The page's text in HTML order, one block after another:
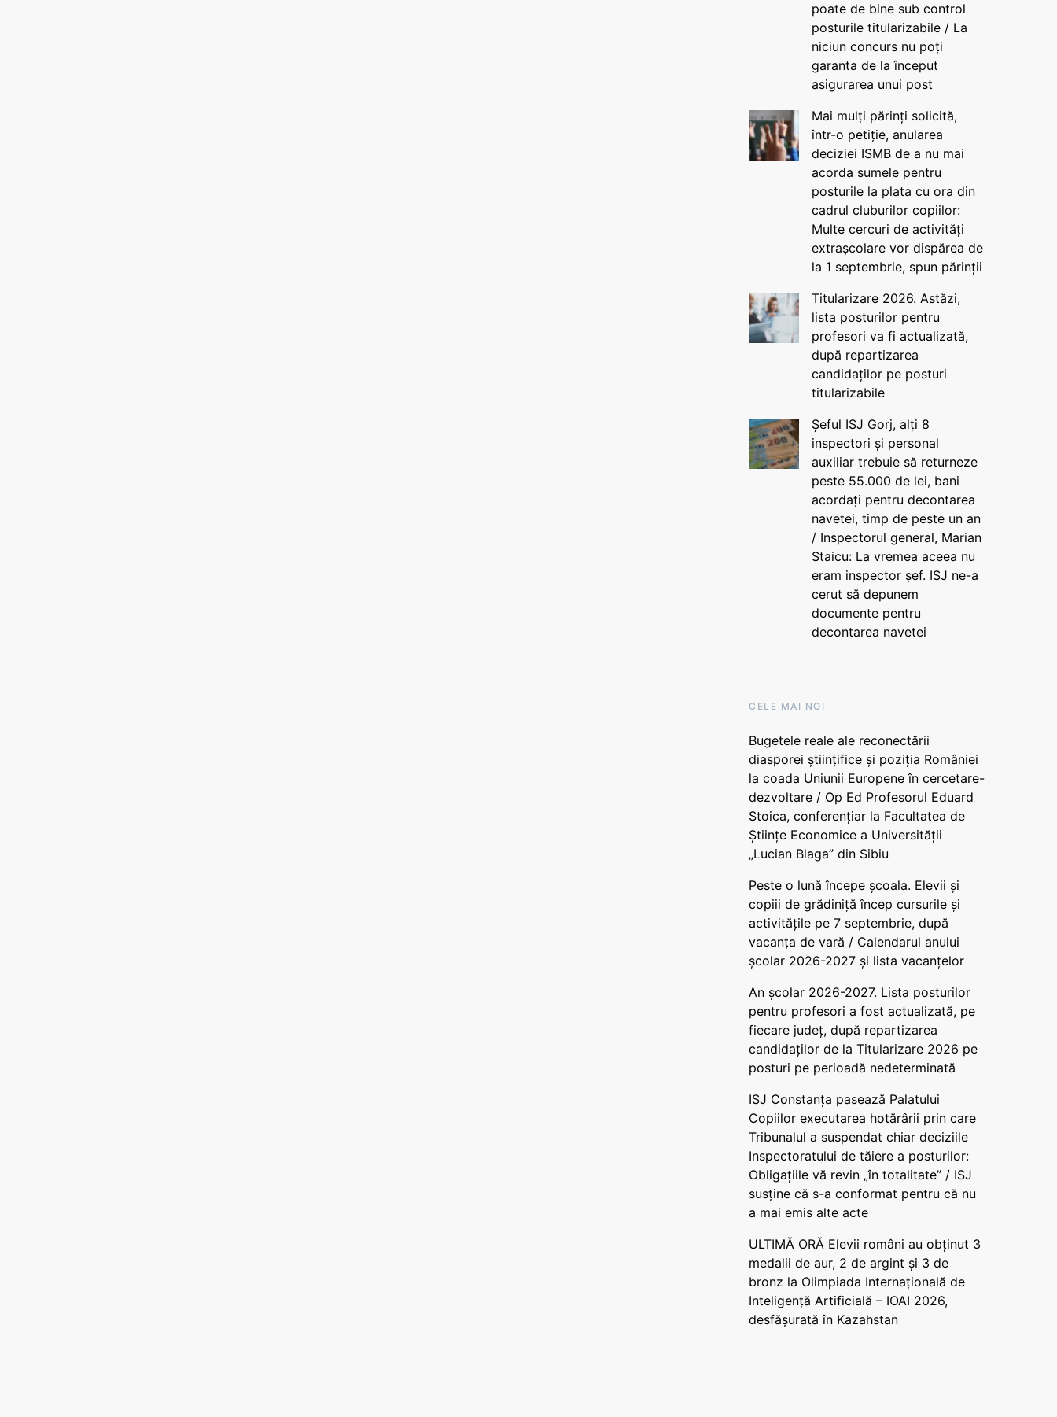
poate de bine sub control
posturile titularizabile / La
niciun concurs nu poți
garanta de la început
asigurarea unui post
Mai mulți părinți solicită,
într-o petiție, anularea
deciziei ISMB de a nu mai
acorda sumele pentru
posturile la plata cu ora din
cadrul cluburilor copiilor:
Multe cercuri de activități
extrașcolare vor dispărea de
la 1 septembrie, spun părinții
Titularizare 2026. Astăzi,
lista posturilor pentru
profesori va fi actualizată,
după repartizarea
candidaților pe posturi
titularizabile
Șeful ISJ Gorj, alți 8
inspectori și personal
auxiliar trebuie să returneze
peste 55.000 de lei, bani
acordați pentru decontarea
navetei, timp de peste un an
/ Inspectorul general, Marian
Staicu: La vremea aceea nu
eram inspector șef. ISJ ne-a
cerut să depunem
documente pentru
decontarea navetei
CELE MAI NOI
Bugetele reale ale reconectării
diasporei științifice și poziția României
la coada Uniunii Europene în cercetare-
dezvoltare / Op Ed Profesorul Eduard
Stoica, conferențiar la Facultatea de
Științe Economice a Universității
„Lucian Blaga” din Sibiu
Peste o lună începe școala. Elevii și
copiii de grădiniță încep cursurile și
activitățile pe 7 septembrie, după
vacanța de vară / Calendarul anului
școlar 2026-2027 și lista vacanțelor
An școlar 2026-2027. Lista posturilor
pentru profesori a fost actualizată, pe
fiecare județ, după repartizarea
candidaților de la Titularizare 2026 pe
posturi pe perioadă nedeterminată
ISJ Constanța pasează Palatului
Copiilor executarea hotărârii prin care
Tribunalul a suspendat chiar deciziile
Inspectoratului de tăiere a posturilor:
Obligațiile vă revin „în totalitate” / ISJ
susține că s-a conformat pentru că nu
a mai emis alte acte
ULTIMĂ ORĂ Elevii români au obținut 3
medalii de aur, 2 de argint și 3 de
bronz la Olimpiada Internațională de
Inteligență Artificială – IOAI 2026,
desfășurată în Kazahstan